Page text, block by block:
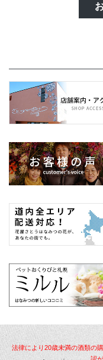
法律により20歳未満の酒類の